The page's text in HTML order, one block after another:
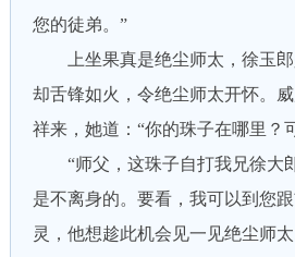
您的徒弟。”
上坐果真是绝尘师太，徐玉郎
却舌锋如火，令绝尘师太开怀。
祥来，她道：“你的珠子在哪里？
“师父，这珠子自打我兄徐大
是不离身的。要看，我可以到您
灵，他想趁此机会见一见绝尘师太